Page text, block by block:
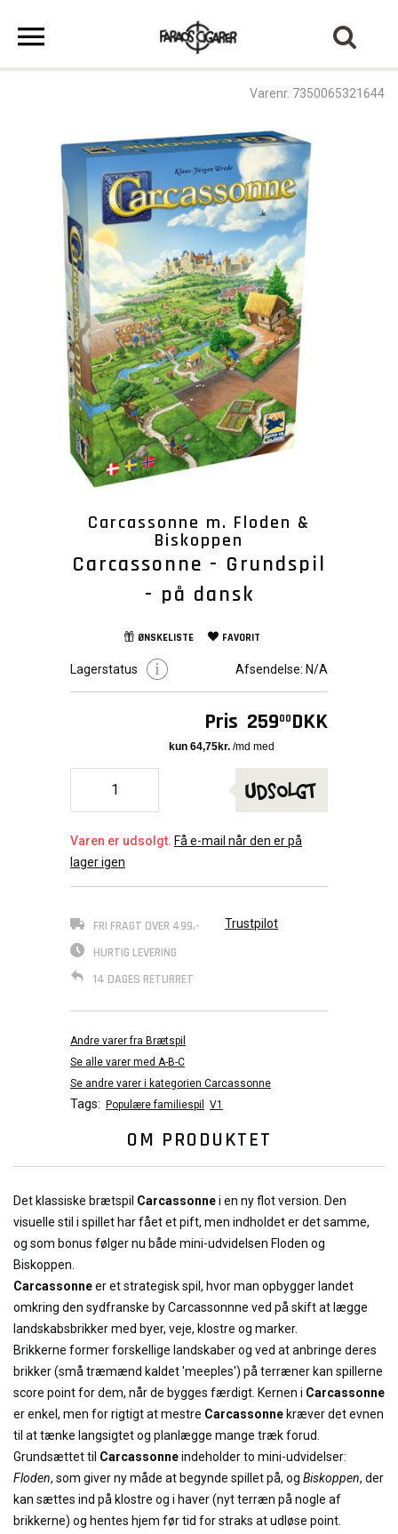
Varenr. 7350065321644
Carcassonne m. Floden &
Biskoppen
Carcassonne - Grundspil
- på dansk
ØNSKELISTE FAVORIT
Lagerstatus Afsendelse: N/A
Pris 25900 DKK
Udsolgt
Varen er udsolgt. Få e-mail når den er på
lager igen
FRI FRAGT OVER 499,-
HURTIG LEVERING
14 DAGES RETURRET
Trustpilot
Andre varer fra Brætspil
Se alle varer med A-B-C
Se andre varer i kategorien Carcassonne
Tags: Populære familiespil V1
OM PRODUKTET
Det klassiske brætspil Carcassonnei en ny flot version. Den
visuelle stil i spillet har fået et pift, men indholdet er det samme,
og som bonus følger nu både mini-udvidelsen Floden og
Biskoppen.
Carcassonneer et strategisk spil, hvor man opbygger landet
omkring den sydfranske by Carcassonnne ved på skift at lægge
landskabsbrikker med byer, veje, klostre og marker.
Brikkerne former forskellige landskaber og ved at anbringe deres
brikker (små træmænd kaldet 'meeples') på terræner kan spillerne
score point for dem, når de bygges færdigt. Kernen i Carcassonne
er enkel, men for rigtigt at mestre Carcassonne kræver det evnen
til at tænke langsigtet og planlægge mange træk forud.
Grundsættet til Carcassonneindeholder to mini-udvidelser:
Floden, som giver ny måde at begynde spillet på, og Biskoppen, der
kan sættes ind på klostre og i haver (nyt terræn på nogle af
brikkerne) og hentes hjem før tid for straks at udløse point.